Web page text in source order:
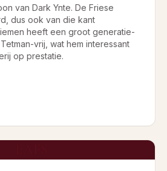
van Dark Ynte. De Friese
dus ook van die kant
heeft een groot generatie-
vrij, wat hem interessant
op prestatie.